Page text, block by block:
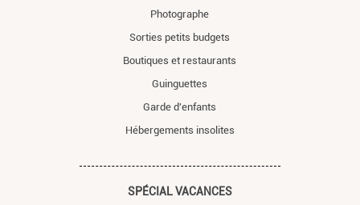
Photographe
Sorties petits budgets
Boutiques et restaurants
Guinguettes
Garde d'enfants
Hébergements insolites
SPÉCIAL VACANCES